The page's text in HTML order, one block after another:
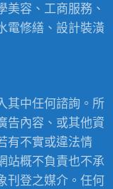
美容、工商服務、
電修繕、設計裝潢
其中任何諮詢。所
告內容、或其他資
有不實或違法情
站概不負責也不承
刊登之媒介。任何